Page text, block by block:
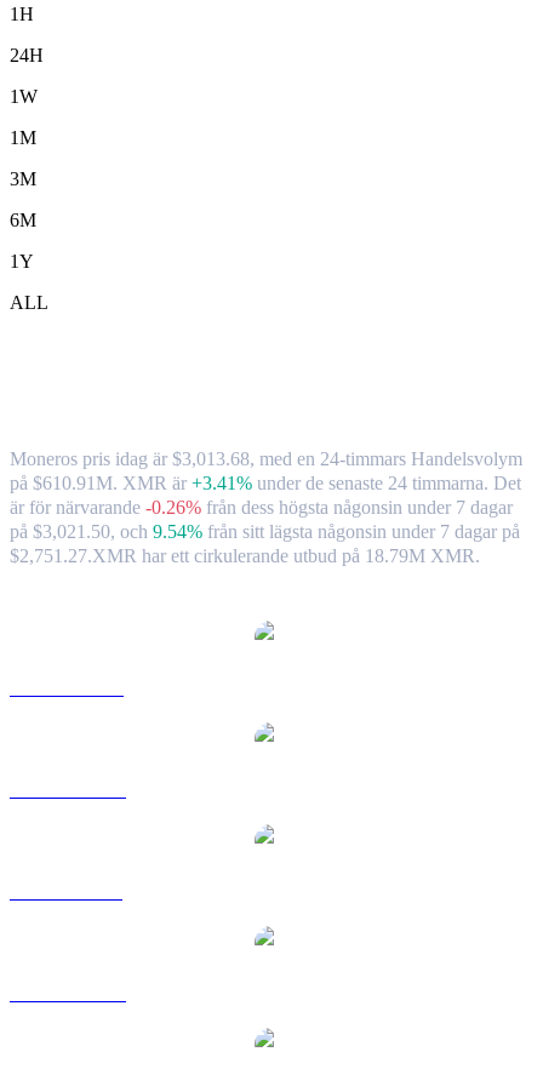
1H
24H
1W
1M
3M
6M
1Y
ALL
Moneros pris idag är $3,013.68, med en 24-timmars Handelsvolym
på $610.91M. XMR är +3.41% under de senaste 24 timmarna. Det
är för närvarande -0.26% från dess högsta någonsin under 7 dagar
på $3,021.50, och 9.54% från sitt lägsta någonsin under 7 dagar på
$2,751.27.XMR har ett cirkulerande utbud på 18.79M XMR.